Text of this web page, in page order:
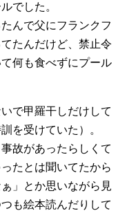
でした。
んで父にフランクフ
たんだけど、禁止令
何も食べずにプール
で甲羅干しだけして
を受けていた）。
故があったらしくて
たとは聞いてたから
」とか思いながら見
も絵本読んだりして